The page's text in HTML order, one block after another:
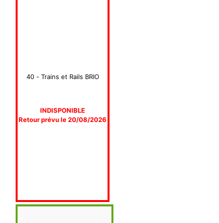
40 - Trains et Rails BRIO
INDISPONIBLE
Retour prévu le 20/08/2026